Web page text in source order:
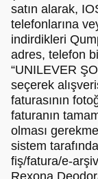
satın alarak,
telefonlarına
indirdikleri
adres, telefon
“UNILEVER
seçerek
faturasının
faturanın
olması
sistem
fiş/fatura/e-